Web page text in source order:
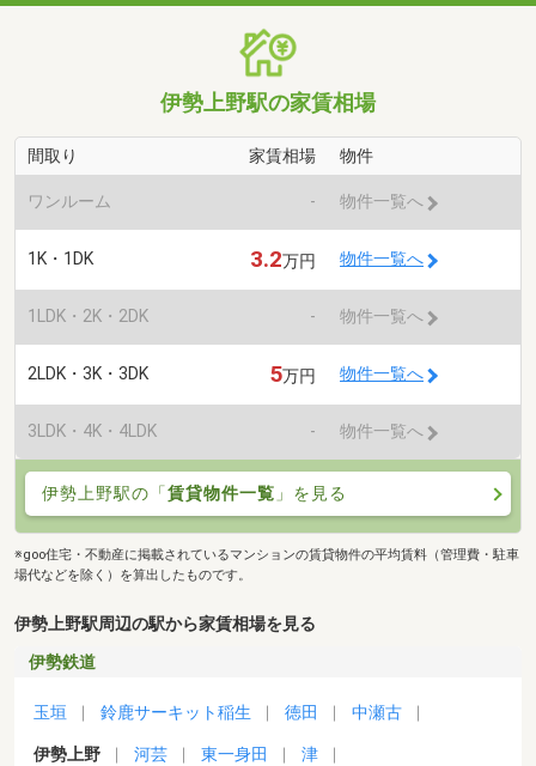
伊勢上野駅の家賃相場
間取り 家賃相場 物件
ワンルーム - 物件一覧へ
1K・1DK 3.2万円 物件一覧へ
1LDK・2K・2DK - 物件一覧へ
2LDK・3K・3DK 5万円 物件一覧へ
3LDK・4K・4LDK - 物件一覧へ
伊勢上野駅の「賃貸物件一覧 」を見る
※goo住宅・不動産に掲載されているマンションの賃貸物件の平均賃料（管理費・駐車
場代などを除く）を算出したものです。
伊勢上野駅周辺の駅から家賃相場を見る
伊勢鉄道
玉垣 鈴鹿サーキット稲生 徳田 中瀬古
伊勢上野 河芸 東一身田 津